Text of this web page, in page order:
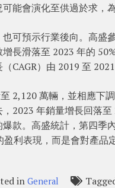
可能會演化至供過於求，
可預示行業後向。高
長滑落至 2023 年的
CAGR）由 2019 至
2,120 萬輛，並相應下
2023 年銷量增長回落
款。高盛統計，第四季
利表現，而是會對產品
inGeneral